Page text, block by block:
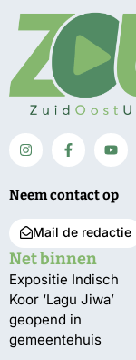
Neem contact op
Mail de redactie
Net binnen
Expositie Indisch
Koor ‘Lagu Jiwa’
geopend in
gemeentehuis